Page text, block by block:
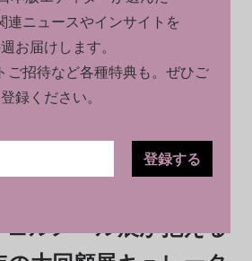
2023.03.28
ルメール展が抱える
連ニュースやインサイトを
お届けします。
ご招待など各種特典も。ぜひご
登録ください。
登録する